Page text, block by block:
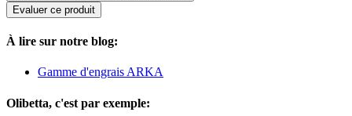
Evaluer ce produit
À lire sur notre blog:
Gamme d'engrais ARKA
Olibetta, c'est par exemple: